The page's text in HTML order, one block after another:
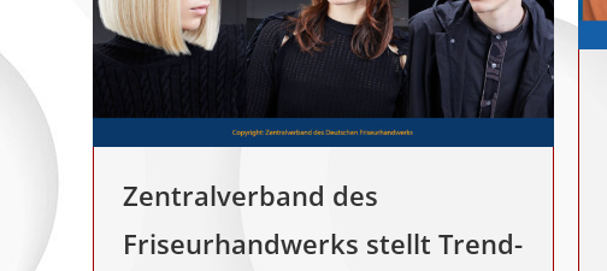
Zentralverband des
Friseurhandwerks stellt Trend-